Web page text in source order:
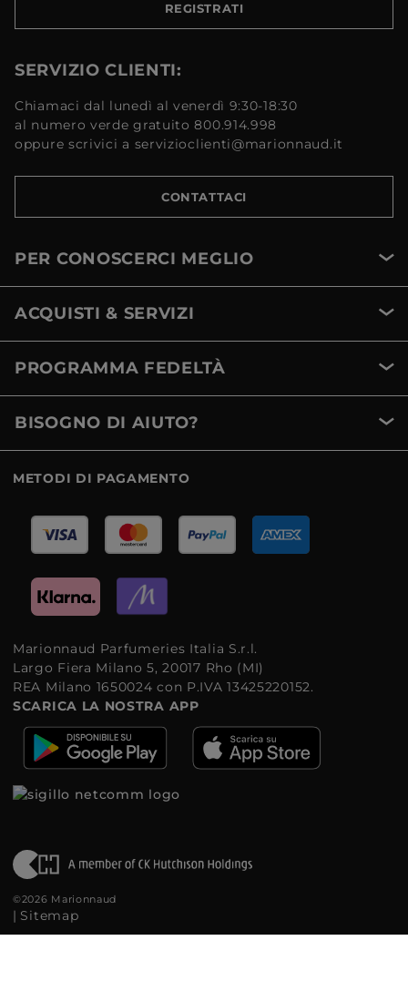
REGISTRATI
SERVIZIO CLIENTI:
Chiamaci dal lunedì al venerdì 9:30-18:30
al numero verde gratuito 800.914.998
oppure scrivici a servizioclienti@marionnaud.it
CONTATTACI
PER CONOSCERCI MEGLIO
ACQUISTI & SERVIZI
PROGRAMMA FEDELTÀ
BISOGNO DI AIUTO?
METODI DI PAGAMENTO
Marionnaud Parfumeries Italia S.r.l.
Largo Fiera Milano 5, 20017 Rho (MI)
REA Milano 1650024 con P.IVA 13425220152.
SCARICA LA NOSTRA APP
©2026 Marionnaud
| Sitemap